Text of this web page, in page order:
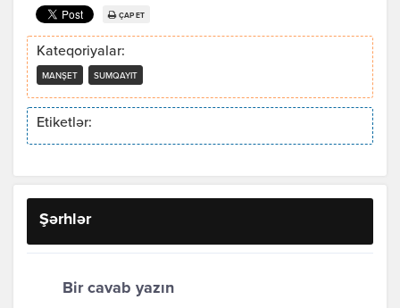
ÇAP ET
Kateqoriyalar:
MANŞET SUMQAYIT
Etiketlər:
Şərhlər
Bir cavab yazın